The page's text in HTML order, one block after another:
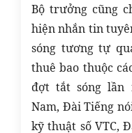
Bộ trưởng cũng
hiện nhắn tin
sóng tương tự
thuê bao thuộc
đợt tắt sóng lần
Nam, Đài Tiếng
kỹ thuật số VTC,